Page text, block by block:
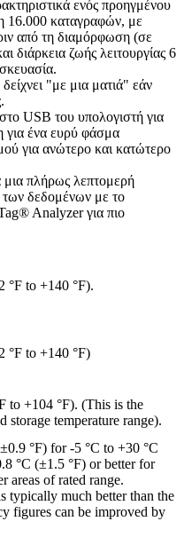
ενός προηγμένου
16.000 καταγραφών, με
από τη διαμόρφωση (σε
διάρκεια ζωής λειτουργίας 6
"με μια ματιά" εάν
USB του υπολογιστή για
για ένα ευρύ φάσμα
για ανώτερο και κατώτερο
μια πλήρως λεπτομερή
δεδομένων με το
Analyzer για πιο
°F to +140 °F).
°F to +140 °F)
to +104 °F). (This is the
storage temperature range).
°F) for -5 °C to +30 °C
°C (±1.5 °F) or better for
areas of rated range.
typically much better than the
figures can be improved by